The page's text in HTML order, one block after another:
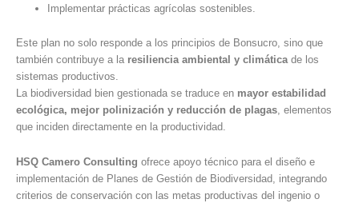
Implementar prácticas agrícolas sostenibles.
Este plan no solo responde a los principios de Bonsucro, sino que
también contribuye a la resiliencia ambiental y climáticade los
sistemas productivos.
La biodiversidad bien gestionada se traduce en mayor estabilidad
ecológica, mejor polinización y reducción de plagas, elementos
que inciden directamente en la productividad.
HSQ Camero Consulting ofrece apoyo técnico para el diseño e
implementación de Planes de Gestión de Biodiversidad, integrando
criterios de conservación con las metas productivas del ingenio o